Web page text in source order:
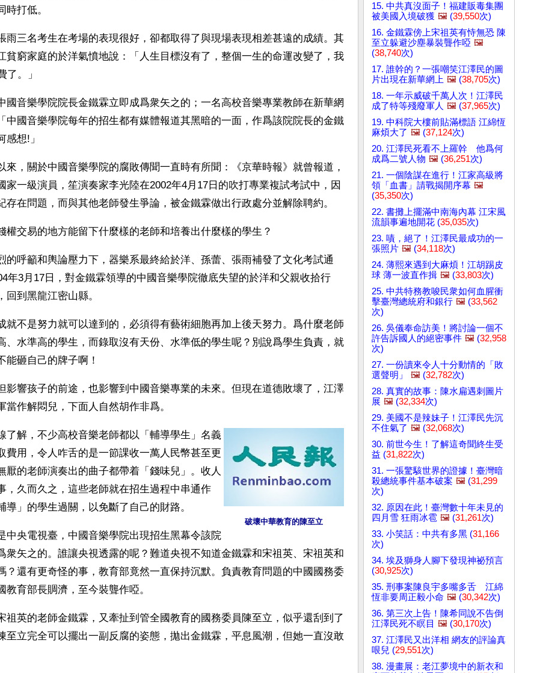
時打低。
雨三名考生在考場的表現很好，卻都取得了與現場表現相差甚遠的成績。其
貧窮家庭的於洋氣憤地說：「人生目標沒有了，整個一生的命運改變了，我
了。」
國音樂學院院長金鐵霖立即成爲衆矢之的；一名高校音樂專業教師在新華網
中國音樂學院每年的招生都有媒體報道其黑暗的一面，作爲該院院長的金鐵
感想!」
來，關於中國音樂學院的腐敗傳聞一直時有所聞：《京華時報》就曾報道，
家一級演員，笙演奏家李光陸在2002年4月17日的吹打專業複試考試中，因
存在問題，而與其他老師發生爭論，被金鐵霖做出行政處分並解除聘約。
權交易的地方能留下什麼樣的老師和培養出什麼樣的學生？
的呼籲和輿論壓力下，器樂系最終給於洋、孫蕾、張雨補發了文化考試通
年3月17日，對金鐵霖領導的中國音樂學院徹底失望的於洋和父親收拾行
回到黑龍江密山縣。
就不是努力就可以達到的，必須得有藝術細胞再加上後天努力。爲什麼老師
、水準高的學生，而錄取沒有天份、水準低的學生呢？別說爲學生負責，就
能砸自己的牌子啊！
影響孩子的前途，也影響到中國音樂專業的未來。但現在道德敗壞了，江澤
當作解悶兒，下面人自然胡作非爲。
破壞中華教育的陳至立
了解，不少高校音樂老師都以「輔導學生」名義
費用，令人咋舌的是一節課收一萬人民幣甚至更
厭的老師演奏出的曲子都帶着「錢味兒」。收人
，久而久之，這些老師就在招生過程中串通作
導」的學生過關，以免斷了自己的財路。
中央電視臺，中國音樂學院出現招生黑幕令該院
衆矢之的。誰讓央視透露的呢？難道央視不知道金鐵霖和宋祖英、宋祖英和
？還有更奇怪的事，教育部竟然一直保持沉默。負責教育問題的中國國務委
教育部長賙濟，至今裝聾作啞。
祖英的老師金鐵霖，又牽扯到管全國教育的國務委員陳至立，似乎還刮到了
至立完全可以擺出一副反腐的姿態，拋出金鐵霖，平息風潮，但她一直沒敢
15. 中共真沒面子！福建販毒集團
被美國入境破獲 🖼️ (39,550次)
16. 金鐵霖傍上宋祖英有恃無恐 陳
至立躲避沙塵暴裝聾作啞 🖼️
(38,740次)
17. 誰幹的？一張嘲笑江澤民的圖
片出現在新華網上 🖼️ (38,705次)
18. 一年示威破千萬人次！江澤民
成了特等殘廢軍人 🖼️ (37,965次)
19. 中科院大樓前貼滿標語 江綿恆
麻煩大了 🖼️ (37,124次)
20. 江澤民死看不上羅幹 他爲何
成爲二號人物 🖼️ (36,251次)
21. 一個陰謀在進行！江家高級將
領「血書」請戰揭開序幕 🖼️
(35,350次)
22. 書攤上擺滿中南海內幕 江宋風
流韻事遍地開花 (35,035次)
23. 嘖，絕了！江澤民最成功的一
張照片 🖼️ (34,118次)
24. 薄熙來遇到大麻煩！江胡踢皮
球 薄一波直作揖 🖼️ (33,803次)
25. 中共特務教唆民衆如何血腥衝
擊臺灣總統府和銀行 🖼️ (33,562
次)
26. 吳儀奉命訪美！將討論一個不
許告訴國人的絕密事件 🖼️ (32,958
次)
27. 一份讀來令人十分動情的「敗
選聲明」
🖼️ (32,782次)
28. 真實的故事：陳水扁遇刺圖片
展 🖼️ (32,334次)
29. 美國不是辣妹子！江澤民先沉
不住氣了 🖼️ (32,068次)
30. 前世今生！了解這奇聞終生受
益 (31,822次)
31. 一張驚駭世界的證據！臺灣暗
殺總統事件基本破案 🖼️ (31,299
次)
32. 原因在此！臺灣數十年未見的
四月雪 狂雨冰雹 🖼️ (31,261次)
33. 小笑話：中共有多黑 (31,166
次)
34. 埃及獅身人腳下發現神祕預言
(30,925次)
35. 刑事案陳良宇多嘴多舌 江綿
恆非要周正毅小命 🖼️ (30,342次)
36. 第三次上告！陳希同說不告倒
江澤民死不瞑目 🖼️ (30,170次)
37. 江澤民又出洋相 網友的評論真
哏兒 (29,551次)
38. 漫畫展：老江夢境中的新衣和